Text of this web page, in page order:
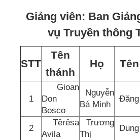
Giảng viên: Ban
vụ Truyền thông
STT
Tên
thánh
Họ Tên
1
Gioan
Don
Bosco
Nguyễn
Bá Minh
Đăng
2
Têrêsa
Avila
Trương
Thị
Dung